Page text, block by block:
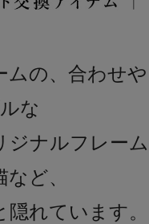
ムの、合わせや
な
ジナルフレーム
ど、
れています。